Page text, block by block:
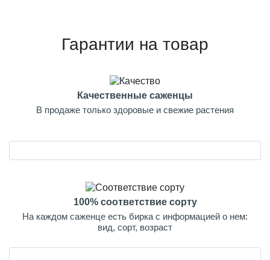
Гарантии на товар
Качественные саженцы
В продаже только здоровые и свежие растения
100% соответствие сорту
На каждом саженце есть бирка с информацией о нем:
вид, сорт, возраст